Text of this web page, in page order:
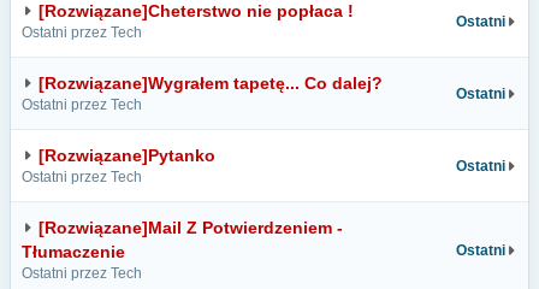
[Rozwiązane]Cheterstwo nie popłaca !
Ostatni przez Tech
Ostatni
[Rozwiązane]Wygrałem tapetę... Co dalej?
Ostatni przez Tech
Ostatni
[Rozwiązane]Pytanko
Ostatni przez Tech
Ostatni
[Rozwiązane]Mail Z Potwierdzeniem -
Tłumaczenie
Ostatni przez Tech
Ostatni